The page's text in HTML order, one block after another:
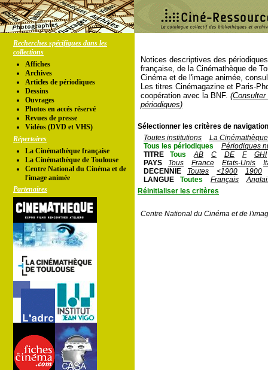
Recherches spécifiques dans les
collections
Affiches
Archives
Articles de périodiques
Dessins
Ouvrages
Photos en accés réservé
Revues de presse
Vidéos (DVD et VHS)
Répertoires
La Cinémathèque française
La Cinémathèque de Toulouse
Centre National du Cinéma et de
l'image animée
Partenaires
Notices descriptives des
française, de la Cinémathèque de
Cinéma et de l'image animée,
Les titres Cinémagazine et Paris-
coopération avec la BNF.
périodiques)
Sélectionner les critères de
Toutes institutions
La
Tous les périodiques
Périodiques
TITRE
Tous AB C DE F
GHI
PAYS
Tous France Etats-Unis
DECENNIE
Toutes <1900
1900
LANGUE
Toutes Français
Réinitialiser les critères
Centre National du Cinéma et de